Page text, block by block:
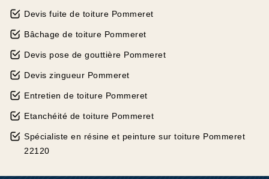
Devis fuite de toiture Pommeret
Bâchage de toiture Pommeret
Devis pose de gouttière Pommeret
Devis zingueur Pommeret
Entretien de toiture Pommeret
Etanchéité de toiture Pommeret
Spécialiste en résine et peinture sur toiture Pommeret
22120